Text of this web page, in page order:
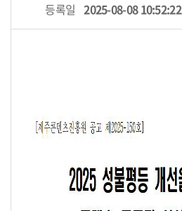
등록일 2025-08-08 10:52:22